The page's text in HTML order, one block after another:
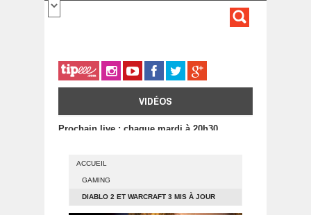
VIDÉOS
Prochain live : chaque mardi à 20h30
ACCUEIL
GAMING
DIABLO 2 ET WARCRAFT 3 MIS À JOUR